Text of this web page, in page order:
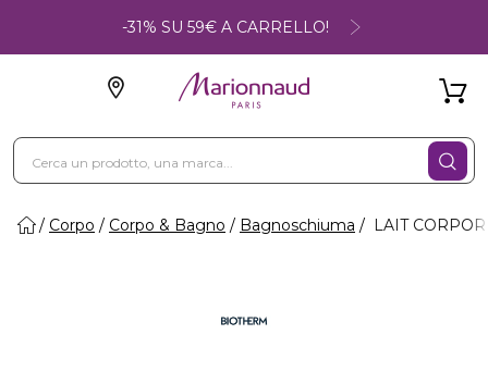
-31% SU 59€ A CARRELLO!
Corpo Corpo & Bagno Bagnoschiuma LAIT